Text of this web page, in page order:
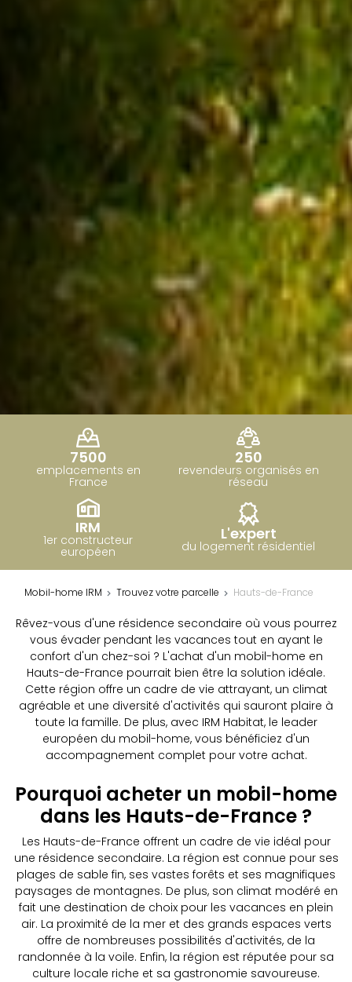
7500
emplacements en
France
250
revendeurs organisés en
réseau
IRM
1er constructeur
européen
L'expert
du logement résidentiel
Mobil-home IRM Trouvez votre parcelle Hauts-de-France
Rêvez-vous d'une résidence secondaire où vous pourrez
vous évader pendant les vacances tout en ayant le
confort d'un chez-soi ? L'achat d'un mobil-home en
Hauts-de-France pourrait bien être la solution idéale.
Cette région offre un cadre de vie attrayant, un climat
agréable et une diversité d'activités qui sauront plaire à
toute la famille. De plus, avec IRM Habitat, le leader
européen du mobil-home, vous bénéficiez d'un
accompagnement complet pour votre achat.
Pourquoi acheter un mobil-home
dans les Hauts-de-France ?
Les Hauts-de-France offrent un cadre de vie idéal pour
une résidence secondaire. La région est connue pour ses
plages de sable fin, ses vastes forêts et ses magnifiques
paysages de montagnes. De plus, son climat modéré en
fait une destination de choix pour les vacances en plein
air. La proximité de la mer et des grands espaces verts
offre de nombreuses possibilités d'activités, de la
randonnée à la voile. Enfin, la région est réputée pour sa
culture locale riche et sa gastronomie savoureuse.